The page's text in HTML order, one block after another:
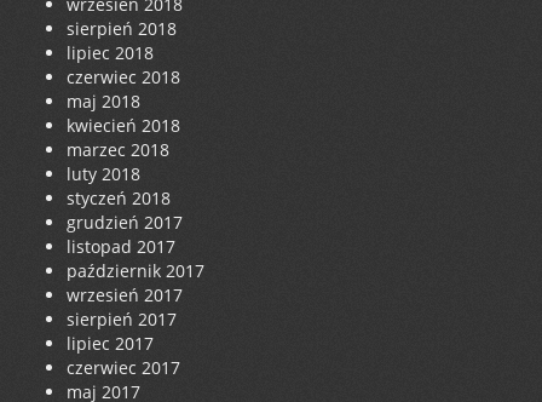
sierpień 2018
lipiec 2018
czerwiec 2018
maj 2018
kwiecień 2018
marzec 2018
luty 2018
styczeń 2018
grudzień 2017
listopad 2017
październik 2017
wrzesień 2017
sierpień 2017
lipiec 2017
czerwiec 2017
maj 2017